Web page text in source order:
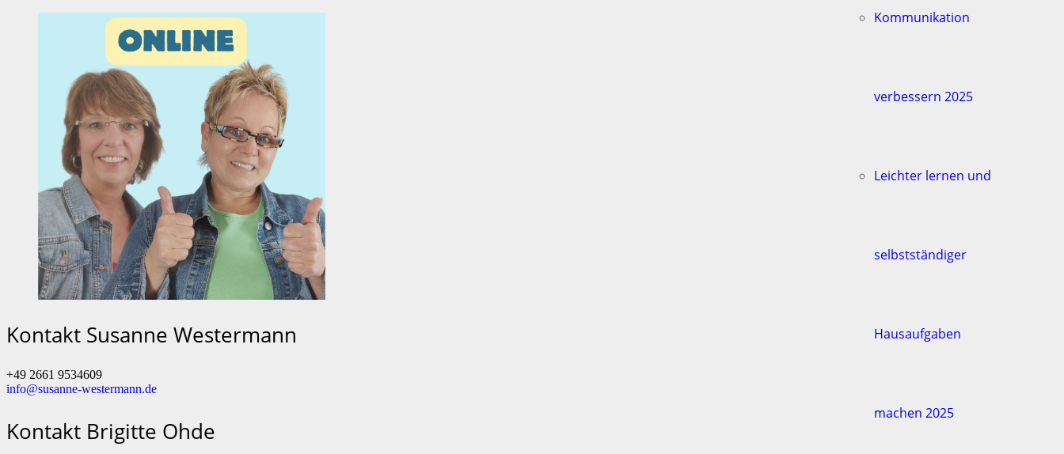
Kommunikation
verbessern 2025
Leichter lernen und
selbstständiger
Hausaufgaben
machen 2025
Kontakt Susanne Westermann
+49 2661 9534609
info@susanne-westermann.de
Kontakt Brigitte Ohde